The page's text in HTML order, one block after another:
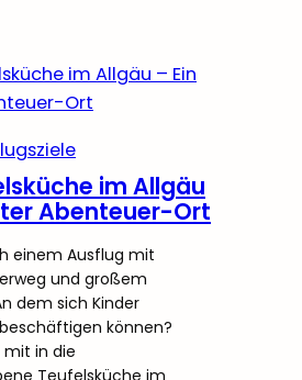
im Allgäu
Abenteuer-Ort
einem Ausflug mit
und großem
dem sich Kinder
können?
in die
Teufelsküche im